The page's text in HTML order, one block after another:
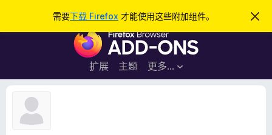
需要下载 Firefox 才能使用这些附加组件。
忽
此
F
r
e
扩展 主题 更多…
登录